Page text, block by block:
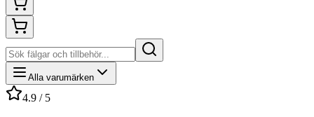
Alla varumärken
4.9 / 5